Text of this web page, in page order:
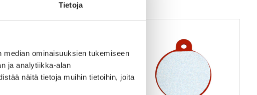
Tietoja
ominaisuuksien tukemiseen
ja analytiikka-alan
näitä tietoja muihin tietoihin, joita